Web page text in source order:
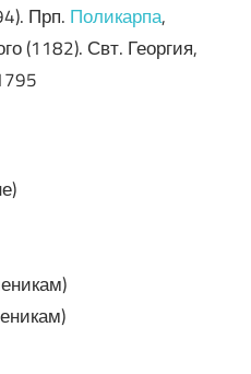
Прп. Поликарпа,
(1182). Свт. Георгия,